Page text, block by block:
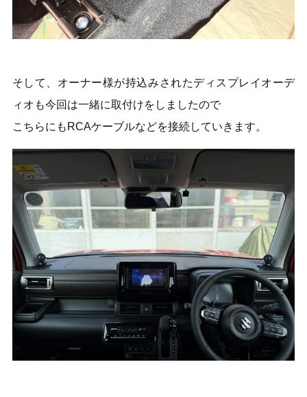
そして、オーナー様が持込みされたディスプレイオーデ
ィオも今回は一緒に取付けをしましたので
こちらにもRCAケーブルなどを接続していきます。